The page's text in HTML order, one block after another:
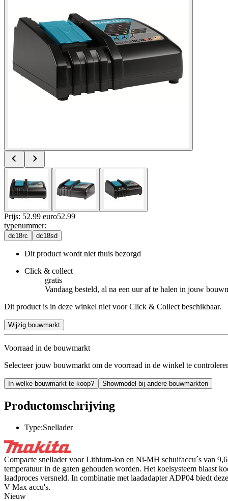
Prijs: 52.99 euro52.99
typenummer:
dc18rc dc18sd
Dit product wordt niet thuis bezorgd
Click & collect
gratis
Vandaag besteld, al na een uur af te halen in jouw
Dit product is in deze winkel niet voor Click & Collect beschikbaar.
Wijzig bouwmarkt
Voorraad in de bouwmarkt
Selecteer jouw bouwmarkt om de voorraad in de winkel te
In welke bouwmarkt te koop? Showmodel bij andere bouwmarkten
Productomschrijving
Type:Snellader
Compacte snellader voor Lithium-ion en Ni-MH schuifaccu´s van
temperatuur in de gaten gehouden worden. Het koelsysteem blaast
laadproces versneld. In combinatie met laadadapter ADP04 biedt
V Max accu's.
Nieuw